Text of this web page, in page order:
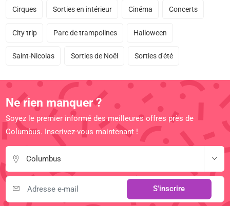
Cirques Sorties en intérieur Cinéma Concerts
City trip Parc de trampolines Halloween
Saint-Nicolas Sorties de Noël Sorties d'été
Ne rien manquer ?
Soyez le premier informé des meilleures offres près de
Columbus. Inscrivez-vous maintenant !
Columbus
S'inscrire